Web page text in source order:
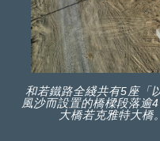
和若鐵路全綫共有5座「
風沙而設置的橋樑段落逾
大橋若克雅特大橋